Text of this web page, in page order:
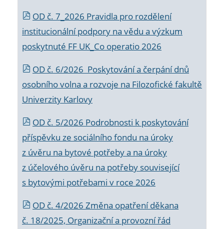
OD č. 7_2026 Pravidla pro rozdělení
institucionální podpory na vědu a výzkum
poskytnuté FF UK_Co operatio 2026
OD č. 6/2026 Poskytování a čerpání dnů
osobního volna a rozvoje na Filozofické fakultě
Univerzity Karlovy
OD č. 5/2026 Podrobnosti k poskytování
příspěvku ze sociálního fondu na úroky
z úvěru na bytové potřeby a na úroky
z účelového úvěru na potřeby související
s bytovými potřebami v roce 2026
OD č. 4/2026 Změna opatření děkana
č. 18/2025, Organizační a provozní řád